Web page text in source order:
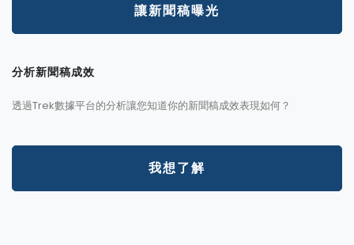
讓新聞稿曝光
分析新聞稿成效
透過Trek數據平台的分析讓您知道你的新聞稿成效表現如何？
我想了解